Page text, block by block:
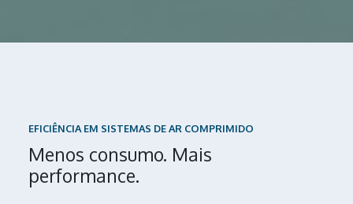
EFICIÊNCIA EM SISTEMAS DE AR COMPRIMIDO
Menos consumo. Mais
performance.